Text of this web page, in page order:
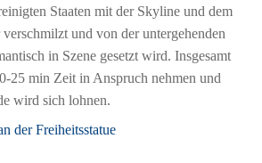
Staaten mit der Skyline und dem
und von der untergehenden
in Szene gesetzt wird. Insgesamt
25 min Zeit in Anspruch nehmen und
wird sich lohnen.